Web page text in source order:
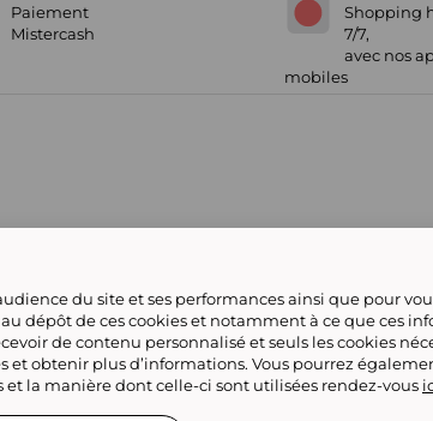
Paiement
Mistercash
Shopping
7/7,
avec nos
mobiles
pour vos achats en ligne
Conditions générales de la Marketplace
Référencement &
du site et ses performances ainsi que pour
au dépôt de ces cookies et notamment à ce que ces
de contenu personnalisé et seuls les cookies
et obtenir plus d’informations. Vous pourrez
et la manière dont celle-ci sont utilisées rendez-vous